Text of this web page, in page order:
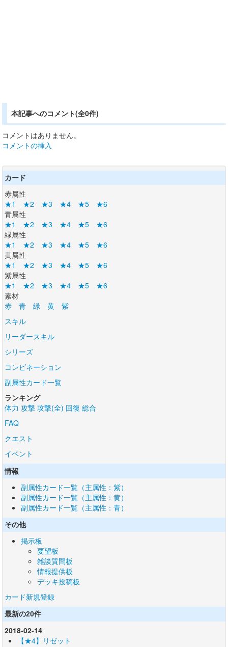
本記事へのコメント(全0件)
コメントはありません。
コメントの挿入
カード
赤属性
★1
★2 ★3 ★4 ★5
★6
青属性
★1
★2 ★3 ★4 ★5
★6
緑属性
★1
★2 ★3 ★4 ★5
★6
黄属性
★1
★2 ★3 ★4 ★5
★6
紫属性
★1
★2 ★3 ★4 ★5
★6
素材
赤
青 緑 黄
紫
スキル
リーダースキル
シリーズ
コンビネーション
副属性カード一覧
ランキング
体力 攻撃 攻撃(全) 回復 総合
FAQ
クエスト
イベント
情報
副属性カード一覧（主属性：紫）
副属性カード一覧（主属性：黄）
副属性カード一覧（主属性：青）
その他
掲示板
要望板
雑談質問板
情報提供板
デッキ投稿板
カード新規登録
最新の20件
2018-02-14
【★4】リゼット